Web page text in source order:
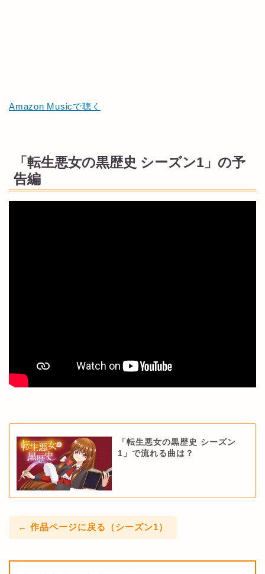
Amazon Musicで聴く
「転生悪女の黒歴史 シーズン1」の予
告編
「転生悪女の黒歴史 シーズン
1」で流れる曲は？
← 作品ページに戻る（シーズン1）